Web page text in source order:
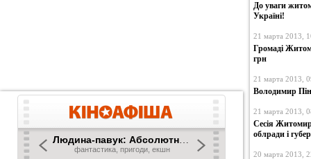
До уваги
Україні!
21 марта 2013,
Громаді
грн
21 марта 2013,
Володимир
21 марта 2013,
Сесія
облради і
20 марта 2013,